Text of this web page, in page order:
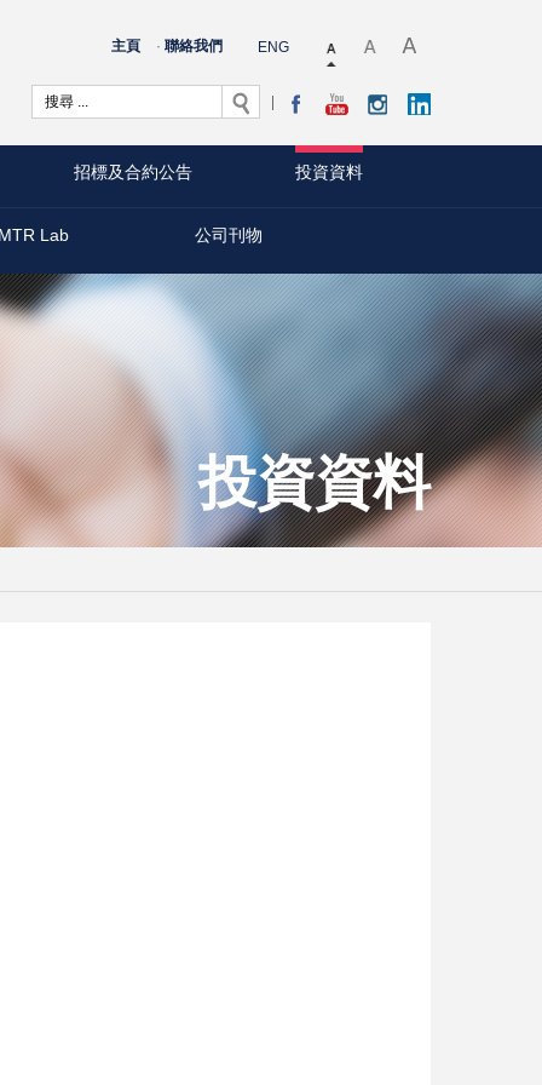
主頁 聯絡我們 ENG
招標及合約公告 投資資料
Lab 公司刊物
投資資料